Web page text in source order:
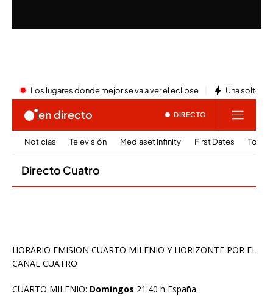
HORARIO EMISION CUARTO MILENIO Y HORIZONTE POR EL
CANAL CUATRO
CUARTO MILENIO: Domingos 21:40 h España